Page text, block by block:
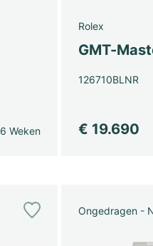
6 Weken
Rolex
GMT-
126710BLNR
€ 19.690
Ongedragen -